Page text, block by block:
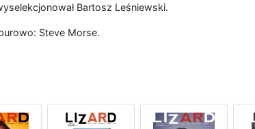
Bartosz Leśniewski.
Steve Morse.